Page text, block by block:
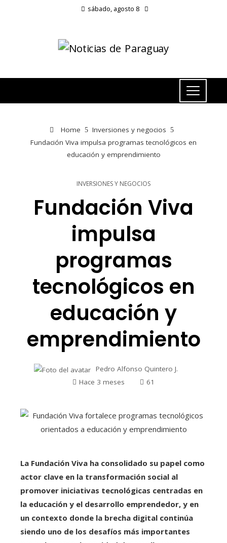
sábado, agosto 8
Home
Inversiones y negocios
Fundación Viva impulsa programas tecnológicos en
educación y emprendimiento
INVERSIONES Y NEGOCIOS
Fundación Viva
impulsa
programas
tecnológicos en
educación y
emprendimiento
Pedro Alfonso Quintero J.
Hace 3 meses
61
La Fundación Viva ha consolidado su papel como
actor clave en la transformación social al
promover iniciativas tecnológicas centradas en
la educación y el desarrollo emprendedor, y en
un contexto donde la brecha digital continúa
siendo uno de los desafíos más importantes